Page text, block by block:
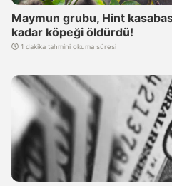
Maymun grubu, Hint
kadar köpeği öldürdü!
1 dakika tahmini okuma süresi